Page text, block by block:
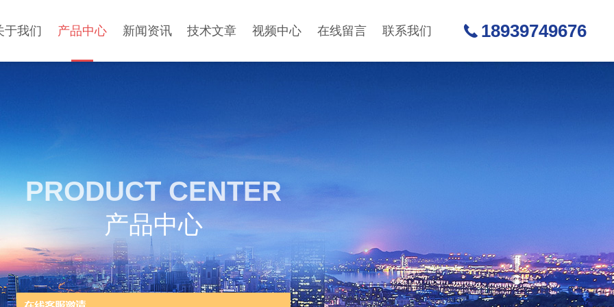
于我们 产品中心 新闻资讯 技术文章 视频中心 在线留言 联系我们 18939749676
PRODUCT CENTER
产品中心